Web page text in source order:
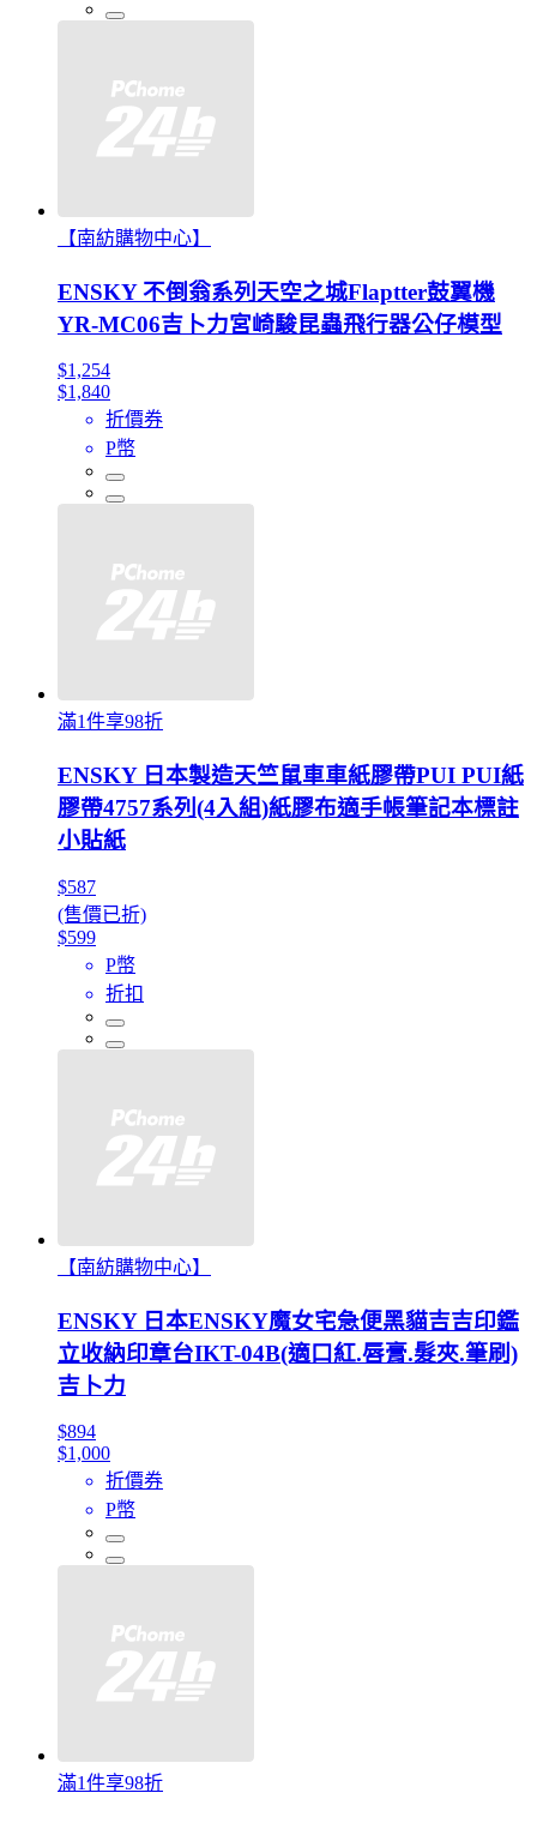
【南紡購物中心】
ENSKY 不倒翁系列天空之城Flaptter鼓翼機
YR-MC06吉卜力宮崎駿昆蟲飛行器公仔模型
$1,254
$1,840
折價券
P幣
滿1件享98折
ENSKY 日本製造天竺鼠車車紙膠帶PUI PUI紙
膠帶4757系列(4入組)紙膠布適手帳筆記本標註
小貼紙
$587
(售價已折)
$599
P幣
折扣
【南紡購物中心】
ENSKY 日本ENSKY魔女宅急便黑貓吉吉印鑑
立收納印章台IKT-04B(適口紅.唇膏.髮夾.筆刷)
吉卜力
$894
$1,000
折價券
P幣
滿1件享98折